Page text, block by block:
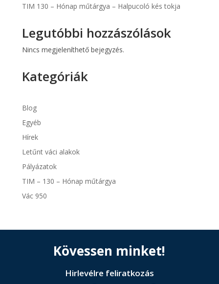
TIM 130 – Hónap műtárgya – Halpucoló kés tokja
Legutóbbi hozzászólások
Nincs megjeleníthető bejegyzés.
Kategóriák
Blog
Egyéb
Hírek
Letűnt váci alakok
Pályázatok
TIM – 130 – Hónap műtárgya
Vác 950
Kövessen minket!
Hirlevélre feliratkozás